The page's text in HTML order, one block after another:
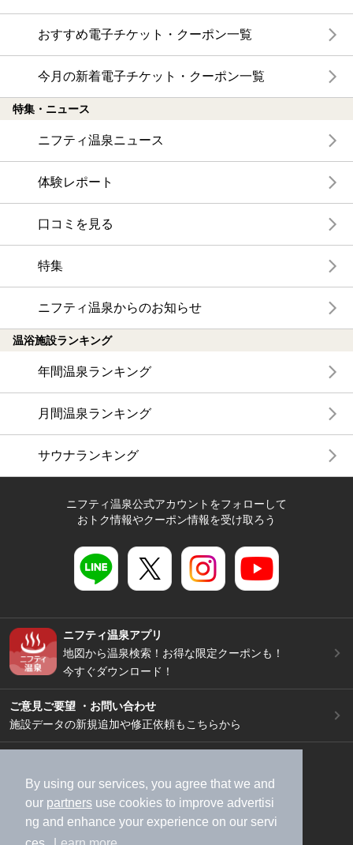
By using our services, you agree that we and
our partners use cookies to improve advertisi
ng and enhance your experience on our servi
おすすめ電子チケット・クーポン一覧
今月の新着電子チケット・クーポン一覧
特集・ニュース
ニフティ温泉ニュース
体験レポート
口コミを見る
特集
ニフティ温泉からのお知らせ
温浴施設ランキング
年間温泉ランキング
月間温泉ランキング
サウナランキング
ニフティ温泉公式アカウントをフォローして
おトク情報やクーポン情報を受け取ろう
ニフティ温泉アプリ
地図から温泉検索！お得な限定クーポンも！
今すぐダウンロード！
ご意見ご要望 ・お問い合わせ
施設データの新規追加や修正依頼もこちらから
加盟店募集（資料請求）
広告出稿のご案内
利用規約
ライフスタイルMEMBERS+規約
特定商取引法に基づく表記
ヘルプ
採用情報